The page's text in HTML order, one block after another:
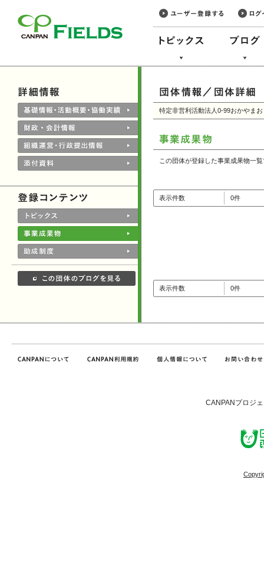
特定非営利活動法人0-99おかやま
この団体が登録した事業成果物一
表示件数 0件
表示件数 0件
CANPANプロジ